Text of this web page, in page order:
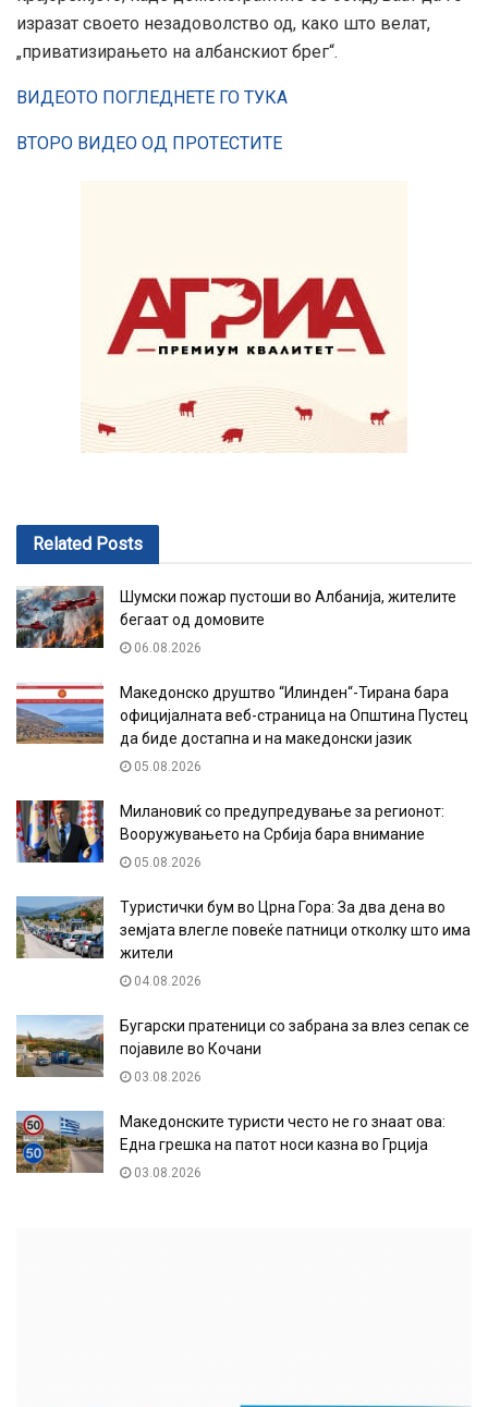
изразат своето незадоволство од, како што велат,
„приватизирањето на албанскиот брег“.
ВИДЕОТО ПОГЛЕДНЕТЕ ГО ТУКА
ВТОРО ВИДЕО ОД ПРОТЕСТИТЕ
Related Posts
Шумски пожар пустоши во Албанија, жителите
бегаат од домовите
06.08.2026
Македонско друштво “Илинден“-Тирана бара
официјалната веб-страница на Општина Пустец
да биде достапна и на македонски јазик
05.08.2026
Милановиќ со предупредување за регионот:
Вооружувањето на Србија бара внимание
05.08.2026
Туристички бум во Црна Гора: За два дена во
земјата влегле повеќе патници отколку што има
жители
04.08.2026
Бугарски пратеници со забрана за влез сепак се
појавиле во Кочани
03.08.2026
Македонските туристи често не го знаат ова:
Една грешка на патот носи казна во Грција
03.08.2026